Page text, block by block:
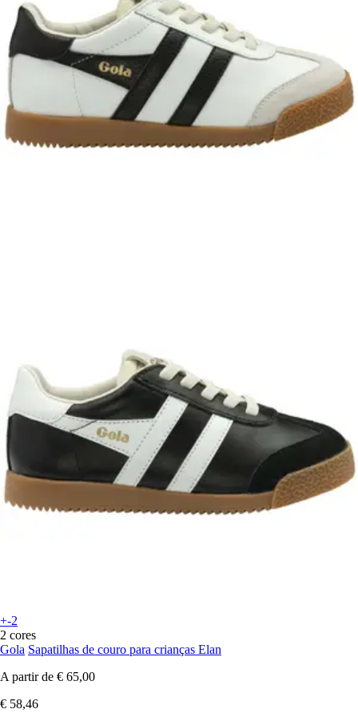
+-2
2 cores
Gola Sapatilhas de couro para crianças Elan
A partir de € 65,00
€ 58,46